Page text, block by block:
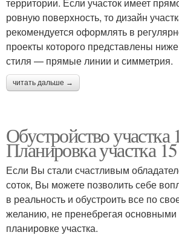
территории. Если участок имеет
ровную поверхность, то дизайн
рекомендуется оформлять в
проекты которого представлены
стиля — прямые линии и симметрия.
читать дальше →
Обустройство участка
Планировка участка
Если Вы стали счастливым
соток, Вы можете позволить себе
в реальность и обустроить все по
желанию, не пренебрегая
планировке участка.